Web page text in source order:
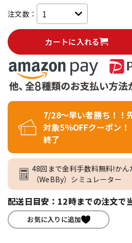
注文数：
カートに入れる
7/28～早い者勝ち！！
対象5％OFFクーポン
終了
48回まで金利手数料無料!かん
（WeBBy）シミュレーター
配送日目安：12時までの注文で
お気に入りに追加